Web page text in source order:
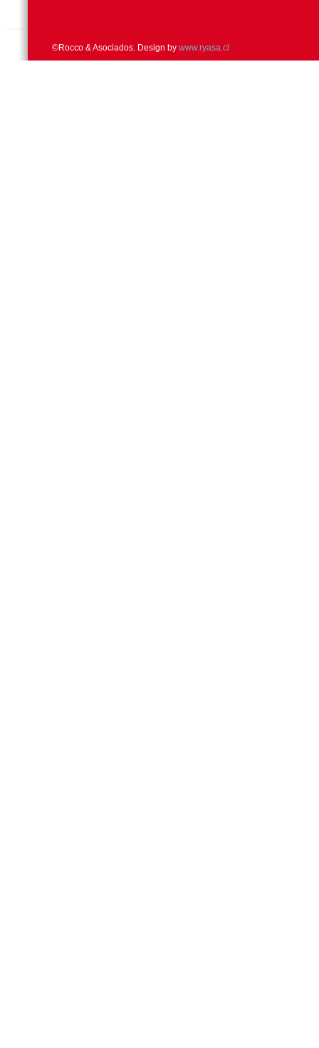
©Rocco & Asociados. Design by www.ryasa.cl